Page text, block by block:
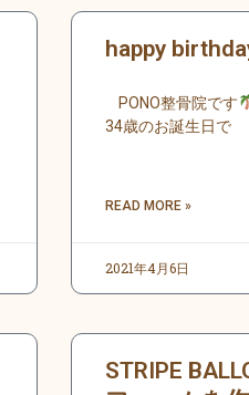
happy
PONO整骨院です
34歳のお誕生日で
READ MORE »
2021年4月6日
STRIPE